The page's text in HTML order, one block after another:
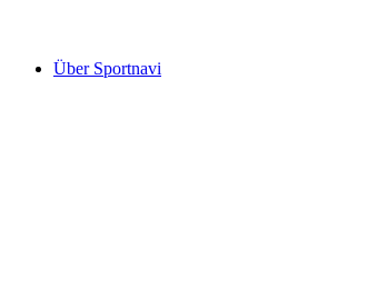
Über Sportnavi